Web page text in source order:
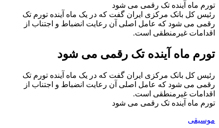
تورم ماه آینده تک رقمی می شود
رئیس کل بانک مرکزی ایران گفت که در یک ماه آینده تورم تک
رقمی می شود که عامل اصلی آن رعایت انضباط و اجتناب از
اقدامات غیرمنطقی است.
تورم ماه آینده تک رقمی می شود
رئیس کل بانک مرکزی ایران گفت که در یک ماه آینده تورم تک
رقمی می شود که عامل اصلی آن رعایت انضباط و اجتناب از
اقدامات غیرمنطقی است.
تورم ماه آینده تک رقمی می شود
موسیقی